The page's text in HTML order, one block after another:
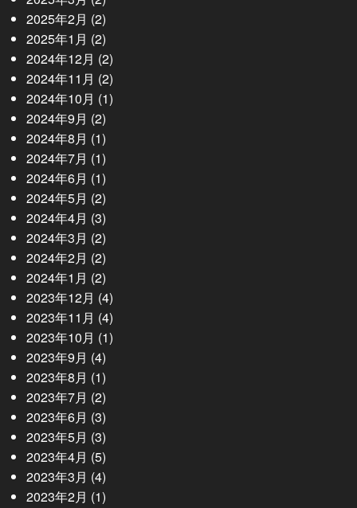
2025年2月 (2)
2025年1月 (2)
2024年12月 (2)
2024年11月 (2)
2024年10月 (1)
2024年9月 (2)
2024年8月 (1)
2024年7月 (1)
2024年6月 (1)
2024年5月 (2)
2024年4月 (3)
2024年3月 (2)
2024年2月 (2)
2024年1月 (2)
2023年12月 (4)
2023年11月 (4)
2023年10月 (1)
2023年9月 (4)
2023年8月 (1)
2023年7月 (2)
2023年6月 (3)
2023年5月 (3)
2023年4月 (5)
2023年3月 (4)
2023年2月 (1)